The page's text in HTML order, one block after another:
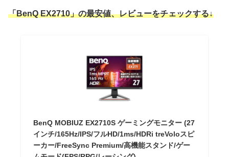
「BenQ EX2710」の最安値、レビューをチェックする↓
BenQ MOBIUZ EX2710S ゲーミングモニター (27
インチ/165Hz/IPS/フルHD/1ms/HDRi treVoloスピ
ーカー/FreeSync Premium/高機能スタンド/ゲー